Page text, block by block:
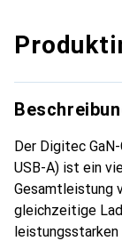
Der Digitec
USB-A) ist ein
Gesamtleistung
gleichzeitige
leistungsstarken